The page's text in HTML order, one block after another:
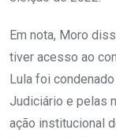
Em nota, Moro
tiver acesso ao
Lula foi
Judiciário e pelas
ação institucional